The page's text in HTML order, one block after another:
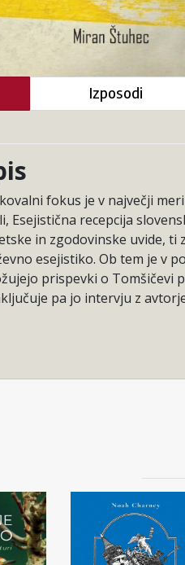
Izposodi
fokus je v največji
Esejistična recepcija
in zgodovinske uvide,
esejistiko. Ob tem je v
prispevki o Tomšičevi
pa jo intervju z